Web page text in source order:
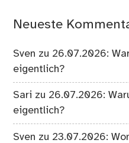
Neueste
Sven zu 26.07.2026:
eigentlich?
Sari zu 26.07.2026:
eigentlich?
Sven zu 23.07.2026: